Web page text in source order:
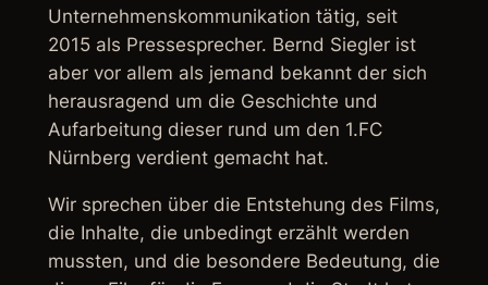
Unternehmenskommunikation tätig, seit
2015 als Pressesprecher. Bernd Siegler ist
aber vor allem als jemand bekannt der sich
herausragend um die Geschichte und
Aufarbeitung dieser rund um den 1.FC
Nürnberg verdient gemacht hat.
Wir sprechen über die Entstehung des Films,
die Inhalte, die unbedingt erzählt werden
mussten, und die besondere Bedeutung, die